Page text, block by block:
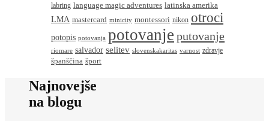
labring language magic adventures latinska amerika
LMA mastercard minicity montessori nikon otroci
potopis potovanja potovanje putovanje
riomare salvador selitev slovenskakaritas varnost zdravje
španščina šport
Najnovejše
na blogu